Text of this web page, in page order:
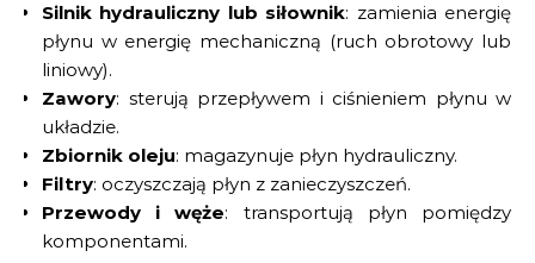
Silnik hydrauliczny lub siłownik: zamienia energię
płynu w energię mechaniczną (ruch obrotowy lub
liniowy).
Zawory: sterują przepływem i ciśnieniem płynu w
układzie.
Zbiornik oleju: magazynuje płyn hydrauliczny.
Filtry: oczyszczają płyn z zanieczyszczeń.
Przewody i węże: transportują płyn pomiędzy
komponentami.